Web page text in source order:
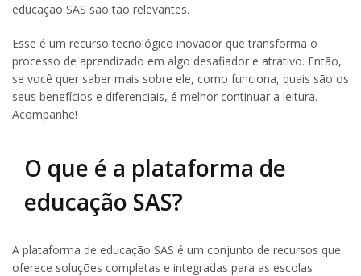
educação SAS são tão relevantes.
Esse é um recurso tecnológico inovador que transforma o
processo de aprendizado em algo desafiador e atrativo. Então,
se você quer saber mais sobre ele, como funciona, quais são os
seus benefícios e diferenciais, é melhor continuar a leitura.
Acompanhe!
O que é a plataforma de
educação SAS?
A plataforma de educação SAS é um conjunto de recursos que
oferece soluções completas e integradas para as escolas